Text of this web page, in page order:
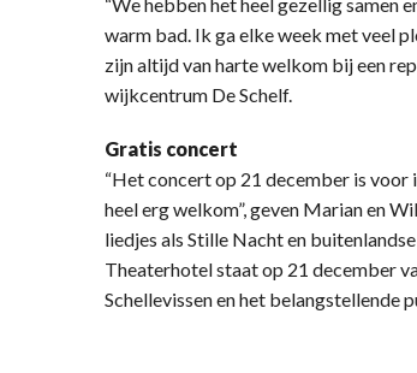
warm bad. Ik ga elke week met veel
zijn altijd van harte welkom bij een
wijkcentrum De Schelf.
Gratis concert
“Het concert op 21 december is
heel erg welkom”, geven Marian en
liedjes als Stille Nacht en
Theaterhotel staat op 21 december
Schellevissen en het belangstellende